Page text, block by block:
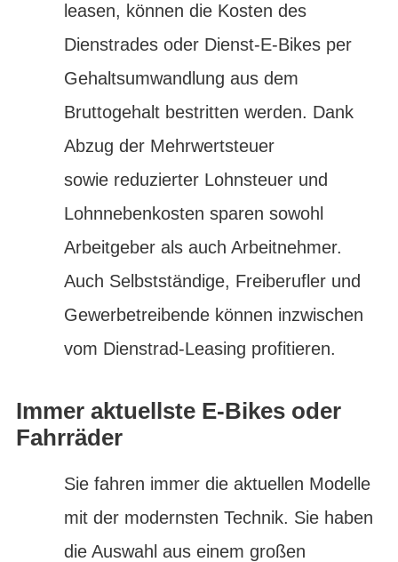
leasen, können die Kosten des
Dienstrades oder Dienst-E-Bikes per
Gehaltsumwandlung aus dem
Bruttogehalt bestritten werden. Dank
Abzug der Mehrwertsteuer
sowie reduzierter Lohnsteuer und
Lohnnebenkosten sparen sowohl
Arbeitgeber als auch Arbeitnehmer.
Auch Selbstständige, Freiberufler und
Gewerbetreibende können inzwischen
vom Dienstrad-Leasing profitieren.
Immer aktuellste E-Bikes oder
Fahrräder
Sie fahren immer die aktuellen Modelle
mit der modernsten Technik. Sie haben
die Auswahl aus einem großen